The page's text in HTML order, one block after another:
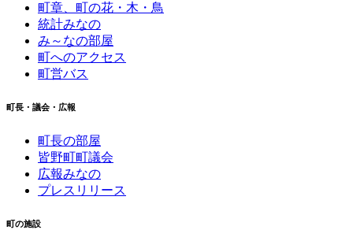
町章、町の花・木・鳥
統計みなの
み～なの部屋
町へのアクセス
町営バス
町長・議会・広報
町長の部屋
皆野町町議会
広報みなの
プレスリリース
町の施設